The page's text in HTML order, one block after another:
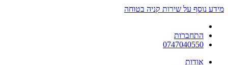
מידע נוסף על שירות קניה בטוחה
התחברות
0747040550
אודות